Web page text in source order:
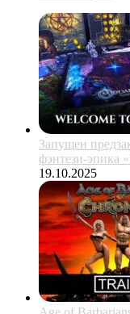
Запущен
фэнтези-эпика
19.10.2025